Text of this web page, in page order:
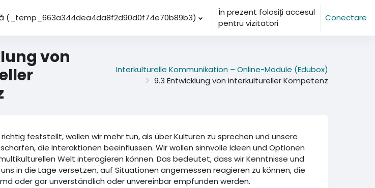
‎(_temp_663a344dea4da8f2d90d0f74e70b89b3)‎
În prezent folosiți accesul
pentru vizitatori
Conectare
von
Interkulturelle Kommunikation – Online-Module (Edubox)
9.3 Entwicklung von interkultureller Kompetenz
richtig feststellt, wollen wir mehr tun, als über Kulturen zu sprechen und unsere
die Interaktionen beeinflussen. Wir wollen sinnvolle Ideen und Optionen
Welt interagieren können. Das bedeutet, dass wir Kenntnisse und
in die Lage versetzen, auf Situationen angemessen reagieren zu können, die
oder gar unverständlich oder unvereinbar empfunden werden.